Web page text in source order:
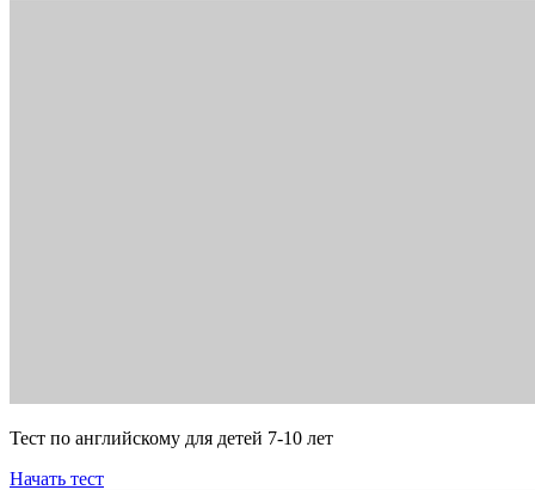
Тест по английскому для детей 7-10 лет
Начать тест